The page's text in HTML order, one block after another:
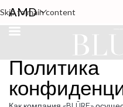
Skip to main content
Политика